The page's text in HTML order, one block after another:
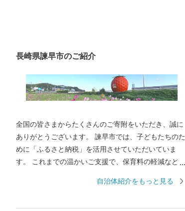
長崎県諫早市のご紹介
全国の皆さまからたくさんのご寄附をいただき、誠に
ありがとうございます。 諫早市では、子どもたちのた
めに「ふるさと納税」を活用させていただいていま
す。 これまでの温かいご支援で、保育料の軽減などを
帯から好評をいただいており、今後、さらなる取組を
自治体紹介をもっと見る